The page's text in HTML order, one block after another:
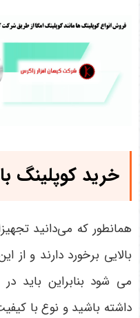
خرید کوپلینگ
همانطور که می‌دانید
بالایی برخورد دارند و از
می ‌شود بنابراین باید
داشته باشید و نوع با